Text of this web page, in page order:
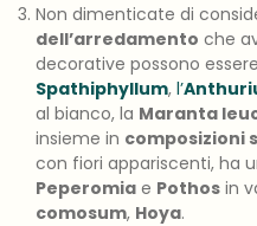
Non dimenticate di
dell’arredamento che
decorative possono
Spathiphyllum, l’
al bianco, la Maranta
insieme in composizioni
con fiori appariscenti, ha
Peperomia e Pothos in
comosum, Hoya.